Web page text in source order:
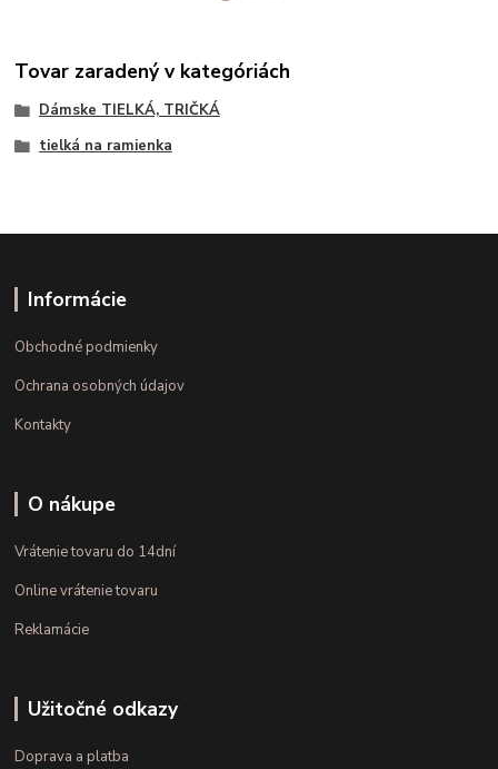
Tovar zaradený v kategóriách
Dámske TIELKÁ, TRIČKÁ
tielká na ramienka
Informácie
Obchodné podmienky
Ochrana osobných údajov
Kontakty
O nákupe
Vrátenie tovaru do 14dní
Online vrátenie tovaru
Reklamácie
Užitočné odkazy
Doprava a platba